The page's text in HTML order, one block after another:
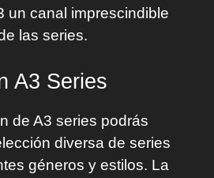
un canal imprescindible
las series.
A3 Series
de A3 series podrás
diversa de series
géneros y estilos. La